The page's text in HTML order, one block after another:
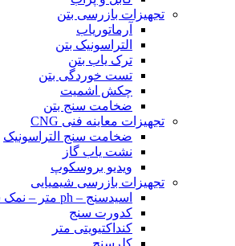
تجهیزات بازرسی بتن
آرماتوریاب
التراسونیک بتن
ترک یاب بتن
تست خوردگی بتن
چکش اشمیت
ضخامت سنج بتن
تجهیزات معاینه فنی CNG
ضخامت سنج التراسونیک
نشت یاب گاز
ویدیو بروسکوپ
تجهیزات بازرسی شیمیایی
اسیدسنج – ph متر – نمک سنج
کدورت سنج
کنداکتیویتی متر
کلرسنج